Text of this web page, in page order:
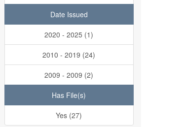
Date Issued
2020 - 2025 (1)
2010 - 2019 (24)
2009 - 2009 (2)
Has File(s)
Yes (27)